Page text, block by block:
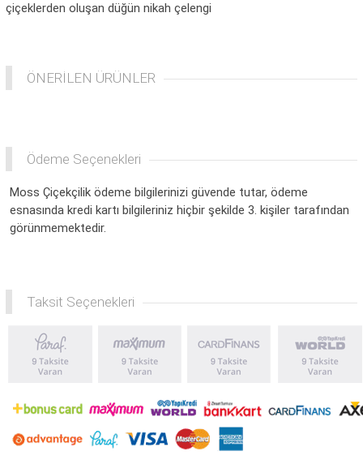
çiçeklerden oluşan düğün nikah çelengi
ÖNERİLEN ÜRÜNLER
Ödeme Seçenekleri
Moss Çiçekçilik ödeme bilgilerinizi güvende tutar, ödeme
esnasında kredi kartı bilgileriniz hiçbir şekilde 3. kişiler tarafından
görünmemektedir.
Taksit Seçenekleri